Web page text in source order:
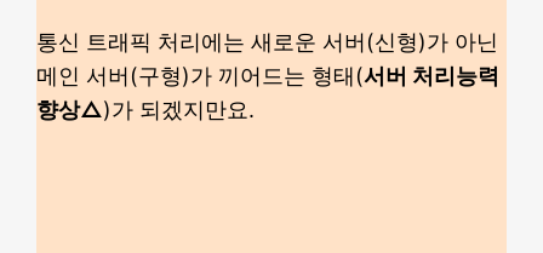
통신 트래픽 처리에는 새로운 서버(신형)가 아닌
메인 서버(구형)가 끼어드는 형태(서버 처리능력
향상△)가 되겠지만요.